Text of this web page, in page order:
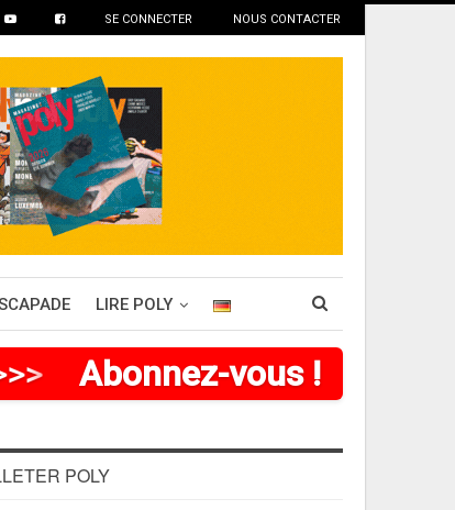
SE CONNECTER NOUS CONTACTER
LIRE POLY
>> Abonnez-vous !
POLY